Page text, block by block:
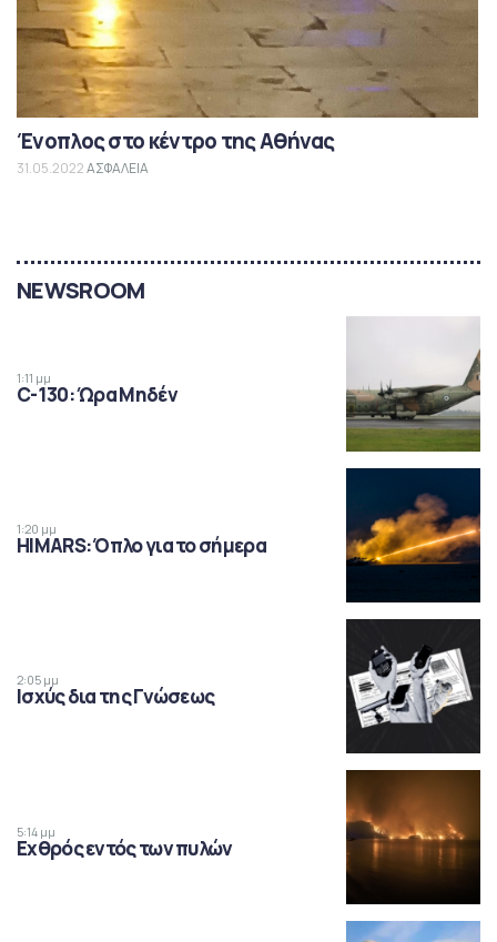
Ένοπλος στο κέντρο της Αθήνας
31.05.2022ΑΣΦΑΛΕΙΑ
NEWSROOM
1:11 μμ
C-130: Ώρα Μηδέν
1:20 μμ
HIMARS: Όπλο για το σήμερα
2:05 μμ
Ισχύς δια της Γνώσεως
5:14 μμ
Εχθρός εντός των πυλών